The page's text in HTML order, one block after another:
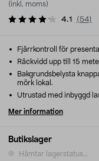
(inkl. moms)
4.1 ( 54)
Butikslager
Hämtar lagerstatus...
Fjärrkontroll för
Räckvidd upp till 15
Bakgrundsbelysta
mörk lokal.
Utrustad med inbyggd
Mer information